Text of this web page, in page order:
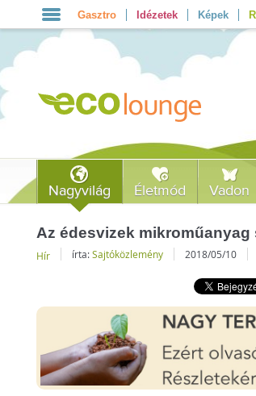
Gasztro Idézetek Képek
Nagyvilág Életmód Vadon
Az édesvizek
Hír írta:Sajtóközlemény 2018/05/10